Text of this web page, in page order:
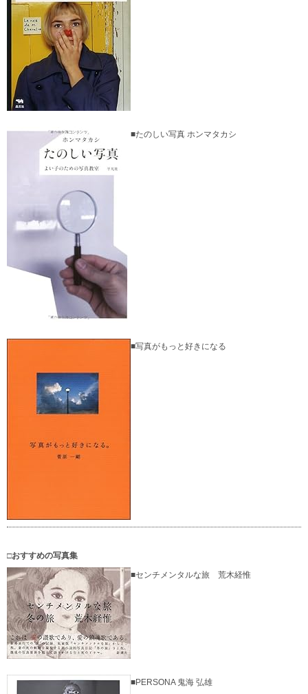
■たのしい写真 ホンマタカシ
■写真がもっと好きになる
□おすすめの写真集
■センチメンタルな旅 荒木経惟
■PERSONA 鬼海 弘雄